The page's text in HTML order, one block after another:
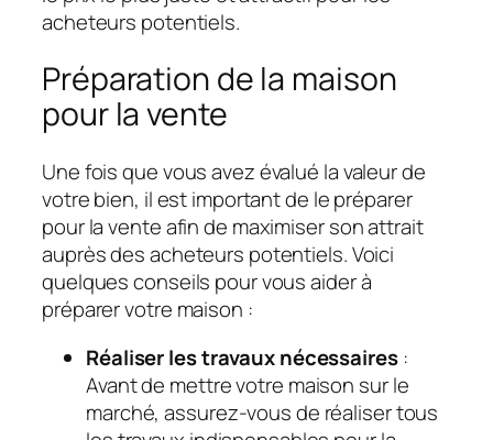
acheteurs potentiels.
Préparation de la maison
pour la vente
Une fois que vous avez évalué la valeur de
votre bien, il est important de le préparer
pour la vente afin de maximiser son attrait
auprès des acheteurs potentiels. Voici
quelques conseils pour vous aider à
préparer votre maison :
Réaliser les travaux nécessaires:
Avant de mettre votre maison sur le
marché, assurez-vous de réaliser tous